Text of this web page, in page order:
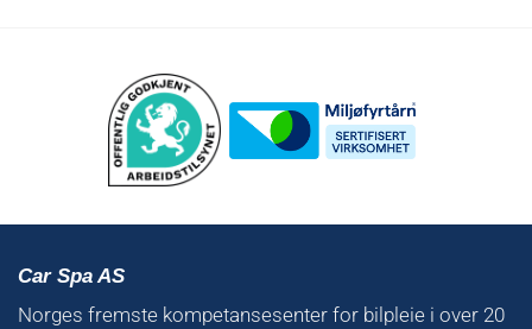
Car Spa AS
Norges fremste kompetansesenter for bilpleie i over 20